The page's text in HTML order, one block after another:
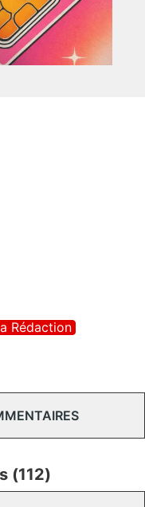
Rédaction
(112)